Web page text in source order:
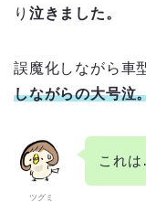
り 泣きました。
誤魔化しながら車
しながらの大号泣
ツグミ
これ